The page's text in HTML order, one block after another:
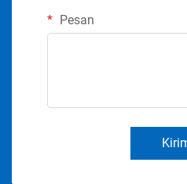
Pesan